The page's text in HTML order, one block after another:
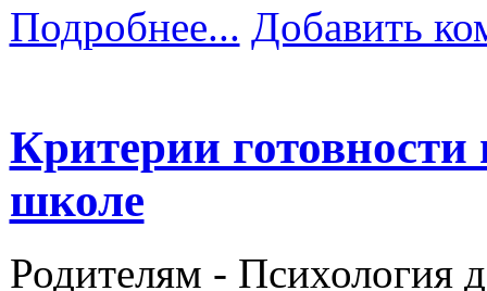
Подробнее... Добавить
Критерии готовности
школе
Родителям - Психология